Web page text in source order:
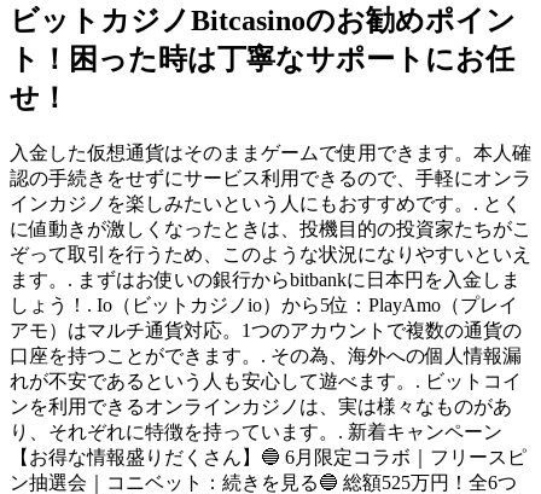
ビットカジノBitcasinoのお勧めポイン
ト！困った時は丁寧なサポートにお任
せ！
入金した仮想通貨はそのままゲームで使用できます。本人確
認の手続きをせずにサービス利用できるので、手軽にオンラ
インカジノを楽しみたいという人にもおすすめです。. とく
に値動きが激しくなったときは、投機目的の投資家たちがこ
ぞって取引を行うため、このような状況になりやすいといえ
ます。. まずはお使いの銀行からbitbankに日本円を入金しま
しょう！. Io（ビットカジノio）から5位：PlayAmo（プレイ
アモ）はマルチ通貨対応。1つのアカウントで複数の通貨の
口座を持つことができます。. その為、海外への個人情報漏
れが不安であるという人も安心して遊べます。. ビットコイ
ンを利用できるオンラインカジノは、実は様々なものがあ
り、それぞれに特徴を持っています。. 新着キャンペーン
【お得な情報盛りだくさん】🔵 6月限定コラボ｜フリースピ
ン抽選会｜コニベット：続きを見る🔵 総額525万円！全6つ